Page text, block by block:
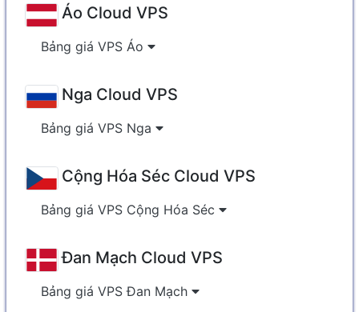
Áo Cloud VPS
Bảng giá VPS Áo
Nga Cloud VPS
Bảng giá VPS Nga
Cộng Hóa Séc Cloud VPS
Bảng giá VPS Cộng Hóa Séc
Đan Mạch Cloud VPS
Bảng giá VPS Đan Mạch